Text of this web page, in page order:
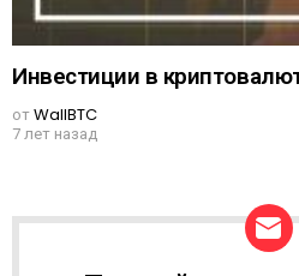
Инвестиции в
отWallBTC
7 лет назад